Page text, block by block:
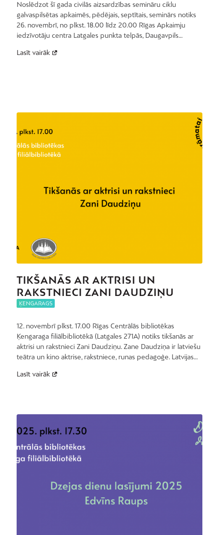
Noslēdzot šī gada civilās aizsardzības semināru ciklu
galvaspilsētas apkaimēs, pēdējais, septītais, seminārs notiks
26. novembrī, no plkst. 18.00 līdz 20.00 Rīgas Apkaimju
iedzīvotāju centra Latgales punkta telpās, Daugavpils…
Lasīt vairāk
TIKŠANĀS AR AKTRISI UN
RAKSTNIECI ZANI DAUDZIŅU
ĶENGARAGS
12. novembrī plkst. 17.00 Rīgas Centrālās bibliotēkas
Ķengaraga filiālbibliotēkā (Latgales 271A) notiks tikšanās ar
aktrisi un rakstnieci Zani Daudziņu. Zane Daudziņa ir latviešu
teātra un kino aktrise, rakstniece, runas pedagoģe. Latvijas…
Lasīt vairāk